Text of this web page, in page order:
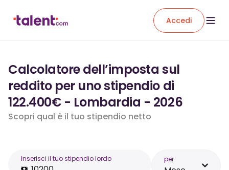
Accedi
Calcolatore dell’imposta sul
reddito per uno stipendio di
122.400€ - Lombardia - 2026
Scopri qual è il tuo stipendio netto
Inserisci il tuo stipendio lordo per